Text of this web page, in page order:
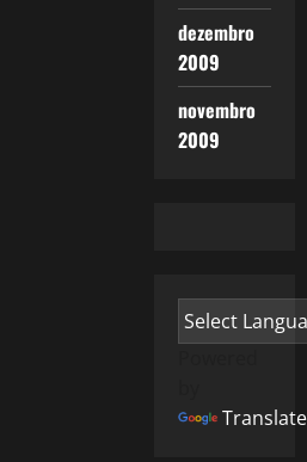
dezembro
2009
novembro
2009
Translate